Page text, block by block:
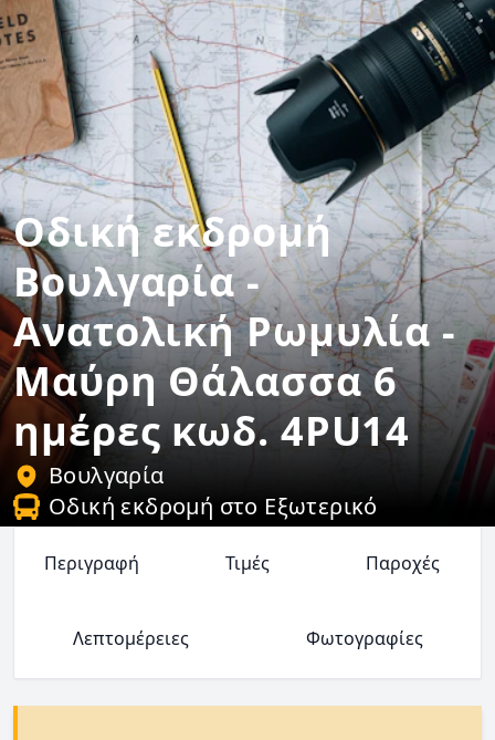
Οδική εκδρομή
Βουλγαρία -
Ανατολική Ρωμυλία -
Μαύρη Θάλασσα 6
ημέρες κωδ. 4PU14
Βουλγαρία
Οδική εκδρομή στο Εξωτερικό
Περιγραφή Τιμές Παροχές
Λεπτομέρειες Φωτογραφίες